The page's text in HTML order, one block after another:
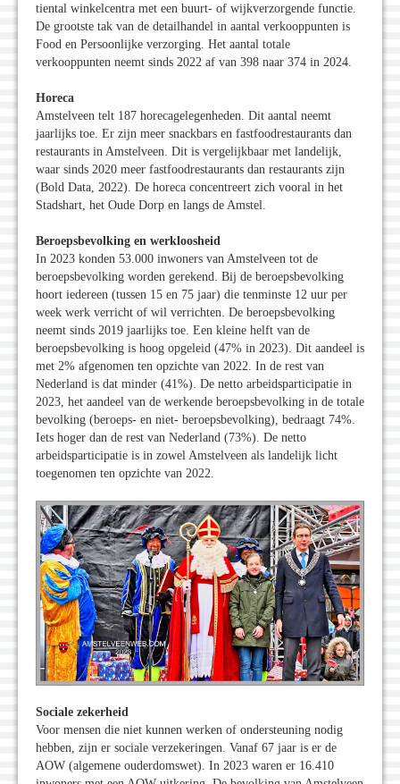
tiental winkelcentra met een buurt- of wijkverzorgende functie.
De grootste tak van de detailhandel in aantal verkooppunten is
Food en Persoonlijke verzorging. Het aantal totale
verkooppunten neemt sinds 2022 af van 398 naar 374 in 2024.
Horeca
Amstelveen telt 187 horecagelegenheden. Dit aantal neemt
jaarlijks toe. Er zijn meer snackbars en fastfoodrestaurants dan
restaurants in Amstelveen. Dit is vergelijkbaar met landelijk,
waar sinds 2020 meer fastfoodrestaurants dan restaurants zijn
(Bold Data, 2022). De horeca concentreert zich vooral in het
Stadshart, het Oude Dorp en langs de Amstel.
Beroepsbevolking en werkloosheid
In 2023 konden 53.000 inwoners van Amstelveen tot de
beroepsbevolking worden gerekend. Bij de beroepsbevolking
hoort iedereen (tussen 15 en 75 jaar) die tenminste 12 uur per
week werk verricht of wil verrichten. De beroepsbevolking
neemt sinds 2019 jaarlijks toe. Een kleine helft van de
beroepsbevolking is hoog opgeleid (47% in 2023). Dit aandeel is
met 2% afgenomen ten opzichte van 2022. In de rest van
Nederland is dat minder (41%). De netto arbeidsparticipatie in
2023, het aandeel van de werkende beroepsbevolking in de totale
bevolking (beroeps- en niet- beroepsbevolking), bedraagt 74%.
Iets hoger dan de rest van Nederland (73%). De netto
arbeidsparticipatie is in zowel Amstelveen als landelijk licht
toegenomen ten opzichte van 2022.
Sociale zekerheid
Voor mensen die niet kunnen werken of ondersteuning nodig
hebben, zijn er sociale verzekeringen. Vanaf 67 jaar is er de
AOW (algemene ouderdomswet). In 2023 waren er 16.410